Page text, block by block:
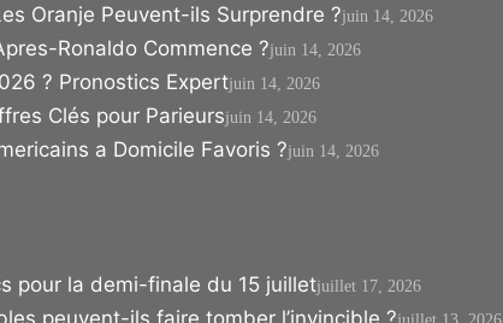
Oranje Peuvent-ils Surprendre ?juin 14, 2026
Ronaldo Commence ?juin 14, 2026
? Pronostics Expertjuin 14, 2026
Clés pour Parieursjuin 14, 2026
a Domicile Favoris ?juin 14, 2026
pour la demi-finale du 15 juilletjuillet 17, 2026
peuvent-ils faire tomber l’invincible ?